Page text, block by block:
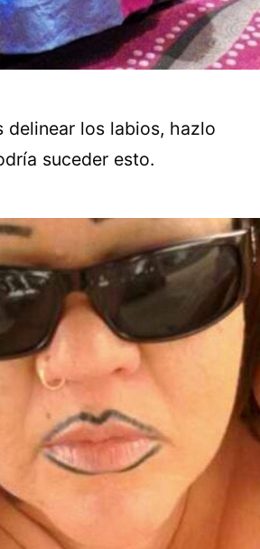
delinear los labios, hazlo
suceder esto.